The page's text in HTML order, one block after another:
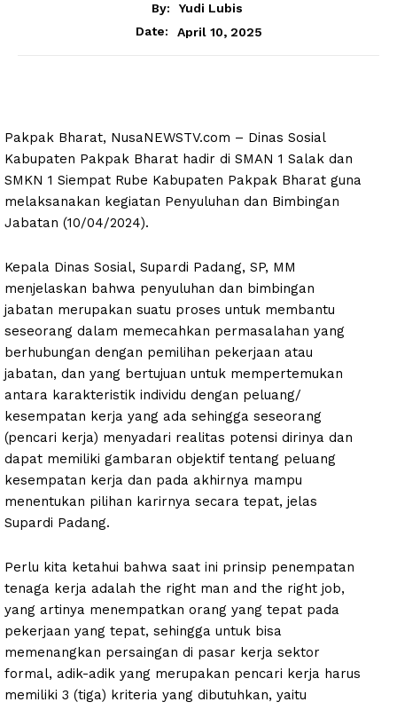
By:
Yudi Lubis
Date:
April 10, 2025
Pakpak Bharat, NusaNEWSTV.com – Dinas Sosial
Kabupaten Pakpak Bharat hadir di SMAN 1 Salak dan
SMKN 1 Siempat Rube Kabupaten Pakpak Bharat guna
melaksanakan kegiatan Penyuluhan dan Bimbingan
Jabatan (10/04/2024).
Kepala Dinas Sosial, Supardi Padang, SP, MM
menjelaskan bahwa penyuluhan dan bimbingan
jabatan merupakan suatu proses untuk membantu
seseorang dalam memecahkan permasalahan yang
berhubungan dengan pemilihan pekerjaan atau
jabatan, dan yang bertujuan untuk mempertemukan
antara karakteristik individu dengan peluang/
kesempatan kerja yang ada sehingga seseorang
(pencari kerja) menyadari realitas potensi dirinya dan
dapat memiliki gambaran objektif tentang peluang
kesempatan kerja dan pada akhirnya mampu
menentukan pilihan karirnya secara tepat, jelas
Supardi Padang.
Perlu kita ketahui bahwa saat ini prinsip penempatan
tenaga kerja adalah the right man and the right job,
yang artinya menempatkan orang yang tepat pada
pekerjaan yang tepat, sehingga untuk bisa
memenangkan persaingan di pasar kerja sektor
formal, adik-adik yang merupakan pencari kerja harus
memiliki 3 (tiga) kriteria yang dibutuhkan, yaitu